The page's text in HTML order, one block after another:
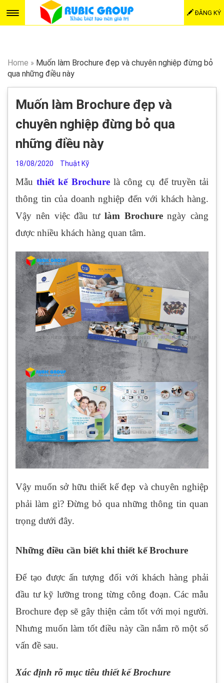
ĐĂNG KÝ
Home » Muốn làm Brochure đẹp và chuyên nghiệp đừng bỏ
qua những điều này
Muốn làm Brochure đẹp và
chuyên nghiệp đừng bỏ qua
những điều này
18/08/2020 Thuật Kỹ
Mẫuthiết kế Brochurelà công cụ để truyền tải
thông tin của doanh nghiệp đến với khách hàng.
Vậy nên việc đầu tư làm Brochurengày càng
được nhiều khách hàng quan tâm.
Vậy muốn sở hữu thiết kế đẹp và chuyên nghiệp
phải làm gì? Đừng bỏ qua những thông tin quan
trọng dưới đây.
Những điều cần biết khi thiết kế Brochure
Để tạo được ấn tượng đối với khách hàng phải
đầu tư kỹ lưỡng trong từng công đoạn. Các mẫu
Brochure đẹp sẽ gây thiện cảm tốt với mọi người.
Nhưng muốn làm tốt điều này cần nắm rõ một số
vấn đề sau.
Xác định rõ mục tiêu thiết kế Brochure